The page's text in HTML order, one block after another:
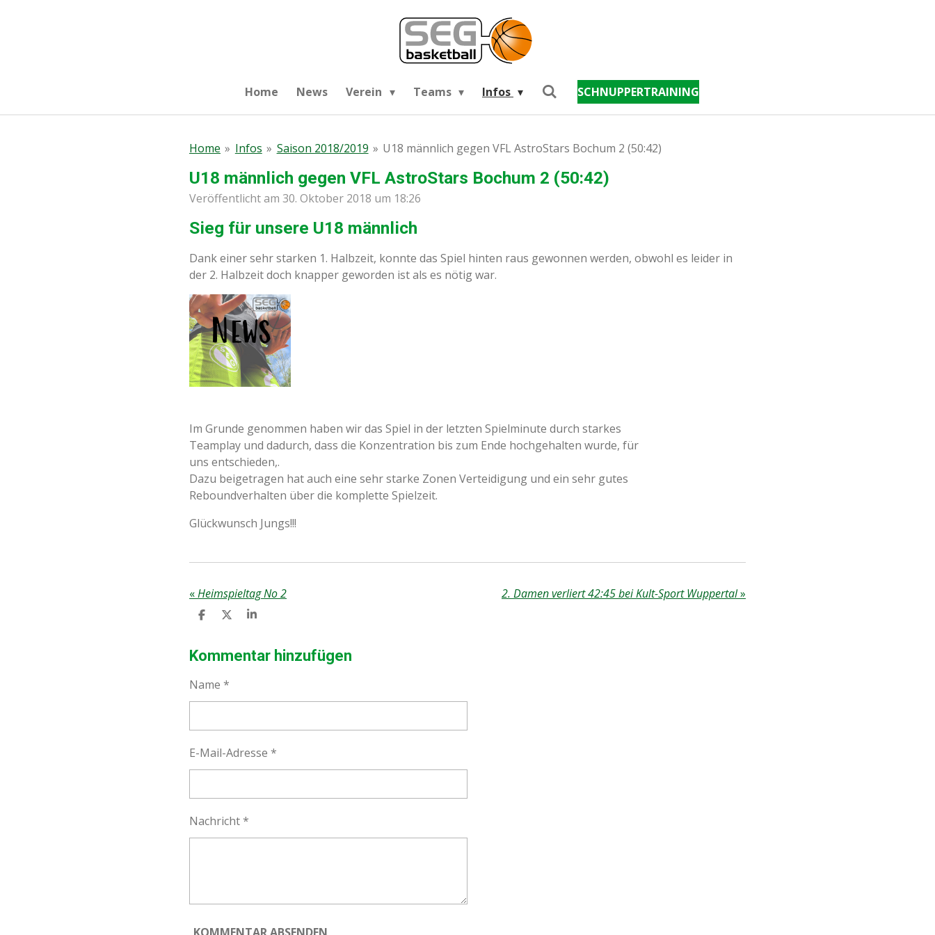
Home News Verein Teams Infos SCHNUPPERTRAINING
Home » Infos » Saison 2018/2019 » U18 männlich gegen VFL AstroStars Bochum 2 (50:42)
U18 männlich gegen VFL AstroStars Bochum 2 (50:42)
Veröffentlicht am 30. Oktober 2018 um 18:26
Sieg für unsere U18 männlich
Dank einer sehr starken 1. Halbzeit, konnte das Spiel hinten raus gewonnen werden, obwohl es leider in
der 2. Halbzeit doch knapper geworden ist als es nötig war.
Im Grunde genommen haben wir das Spiel in der letzten Spielminute durch starkes
Teamplay und dadurch, dass die Konzentration bis zum Ende hochgehalten wurde, für
uns entschieden,.
Dazu beigetragen hat auch eine sehr starke Zonen Verteidigung und ein sehr gutes
Reboundverhalten über die komplette Spielzeit.
Glückwunsch Jungs!!!
«Heimspieltag No 2 2. Damen verliert 42:45 bei Kult-Sport Wuppertal»
T
L
E
T
L
E
T
L
E
Kommentar hinzufügen
Name *
E-Mail-Adresse *
Nachricht *